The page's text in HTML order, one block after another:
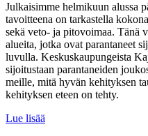
Julkaisimme helmikuun alussa
tavoitteena on tarkastella
sekä veto- ja pitovoimaa. Tänä
alueita, jotka ovat parantaneet
luvulla. Keskuskaupungeista
sijoitustaan parantaneiden
meille, mitä hyvän kehityksen
kehityksen eteen on tehty.
Lue lisää